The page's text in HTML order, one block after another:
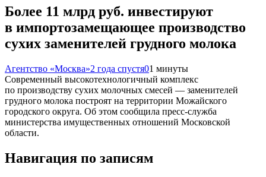
Более 11 млрд руб. инвестируют
в импортозамещающее производство
сухих заменителей грудного молока
Агентство «Москва»2 года спустя01 минуты
Современный высокотехнологичный комплекс
по производству сухих молочных смесей — заменителей
грудного молока построят на территории Можайского
городского округа. Об этом сообщила пресс-служба
министерства имущественных отношений Московской
области.
Навигация по записям